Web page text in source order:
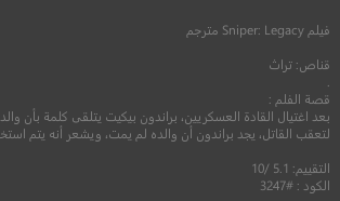
فيلم Sniper: Legacy مترجم
قناص: تراث
قصة الفلم :
بعد اغتيال القادة العسكريين، براندون بيكيت يتلقى كلمة بأن
لتعقب القاتل، يجد براندون أن والده لم يمت، ويشعر أنه يتم
التقييم: 5.1 /10
الكود : #3247